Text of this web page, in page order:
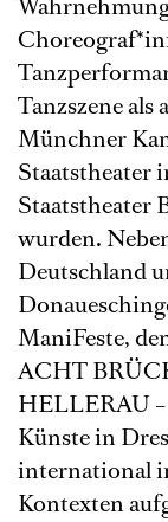
Tanzszene
Münchner
Staatstheater
Staatstheater
wurden.
Deutschland
ManiFeste,
ACHT
HELLERAU
Künste in
international
Kontexten